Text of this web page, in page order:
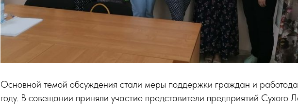
Основной темой обсуждения стали меры поддержки граждан и
году. В совещании приняли участие представители предприятий